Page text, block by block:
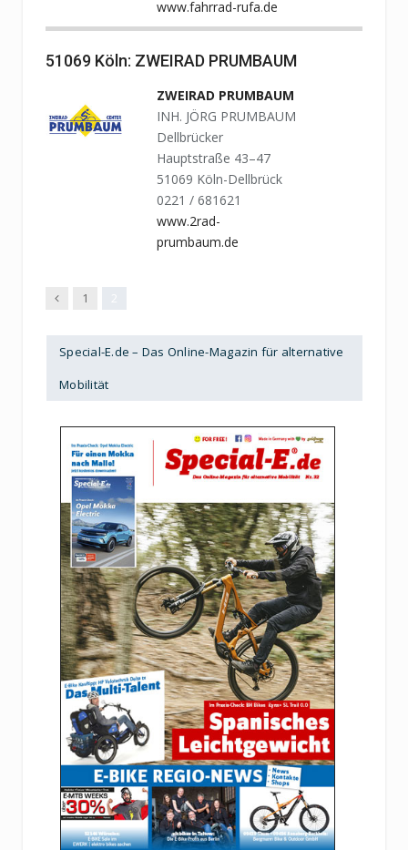
www.fahrrad-rufa.de
51069 Köln: ZWEIRAD PRUMBAUM
ZWEIRAD PRUMBAUM
INH. JÖRG PRUMBAUM
Dellbrücker
Hauptstraße 43–47
51069 Köln-Dellbrück
0221 / 681621
www.2rad-
prumbaum.de
Previous
1
Special-E.de – Das Online-Magazin für alternative
Mobilität